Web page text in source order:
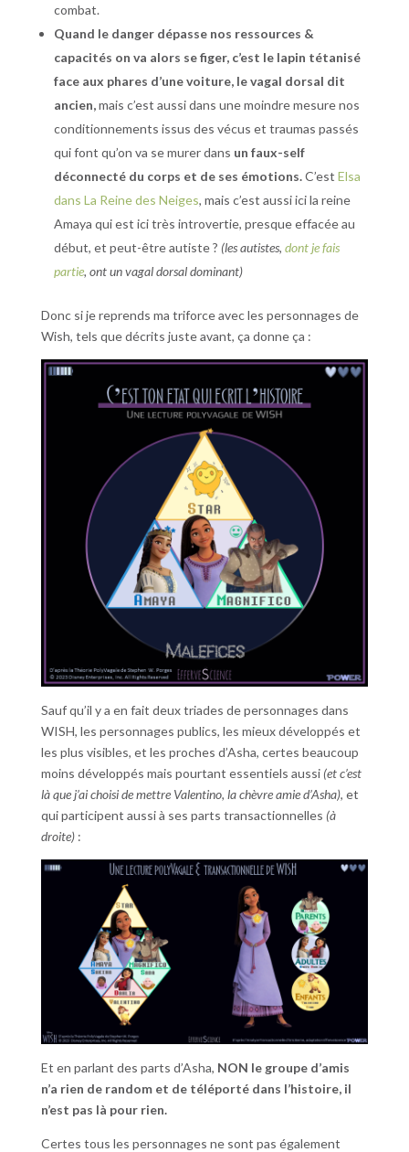
combat.
Quand le danger dépasse nos ressources &
capacités on va alors se figer, c’est le lapin tétanisé
face aux phares d’une voiture, le vagal dorsal dit
ancien,mais c’est aussi dans une moindre mesure nos
conditionnements issus des vécus et traumas passés
qui font qu’on va se murer dans un faux-self
déconnecté du corps et de ses émotions.C’est Elsa
dans La Reine des Neiges, mais c’est aussi ici la reine
Amaya qui est ici très introvertie, presque effacée au
début, et peut-être autiste ? (les autistes, dont je fais
partie, ont un vagal dorsal dominant)
Donc si je reprends ma triforce avec les personnages de
Wish, tels que décrits juste avant, ça donne ça :
Sauf qu’il y a en fait deux triades de personnages dans
WISH, les personnages publics, les mieux développés et
les plus visibles, et les proches d’Asha, certes beaucoup
moins développés mais pourtant essentiels aussi (et c’est
là que j’ai choisi de mettre Valentino, la chèvre amie d’Asha), et
qui participent aussi à ses parts transactionnelles (à
droite):
Et en parlant des parts d’Asha, NON le groupe d’amis
n’a rien de random et de téléporté dans l’histoire, il
n’est pas là pour rien.
Certes tous les personnages ne sont pas également